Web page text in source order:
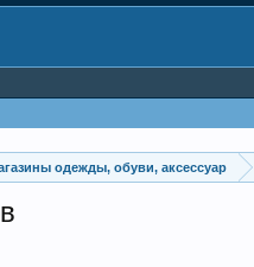
одежды, обуви, аксессуар